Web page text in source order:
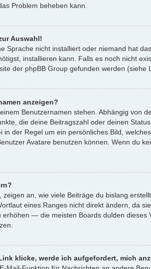
Problem beheben kann.
Auswahl!
Sprache nicht installiert oder niemand hat
installieren kann. Falls es noch nicht
der phpBB Group gefunden werden (siehe
anzeigen?
Benutzernamen stehen. Abhängig von
die deine Beitragszahl oder deinen
in der Regel um ein persönliches Bild,
Avatare benutzen können. Wenn du
an, wie viele Beiträge du bislang
eines Ranges nicht direkt ändern, da
— die meisten Boards dulden
klicke, werde ich aufgefordert, mich